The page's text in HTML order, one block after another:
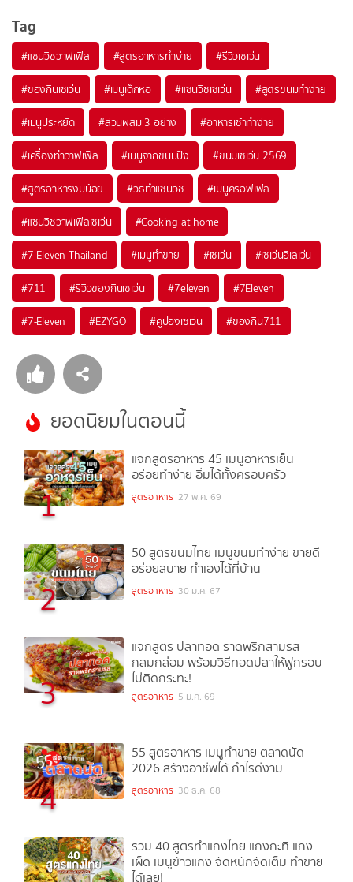
Tag
#แซนวิชวาฟเฟิล #สูตรอาหารทำง่าย #รีวิวเซเว่น
#ของกินเซเว่น #เมนูเด็กหอ #แซนวิชเซเว่น #สูตรขนมทำง่าย
#เมนูประหยัด #ส่วนผสม 3 อย่าง #อาหารเช้าทำง่าย
#เครื่องทำวาฟเฟิล #เมนูจากขนมปัง #ขนมเซเว่น 2569
#สูตรอาหารงบน้อย #วิธีทำแซนวิช #เมนูครอฟเฟิล
#แซนวิชวาฟเฟิลเซเว่น #Cooking at home
#7-Eleven Thailand #เมนูทำขาย #เซเว่น #เซเว่นอีเลเว่น
#711 #รีวิวของกินเซเว่น #7eleven #7Eleven
#7-Eleven #EZYGO #คูปองเซเว่น #ของกิน711
ยอดนิยมในตอนนี้
1
แจกสูตรอาหาร 45 เมนูอาหารเย็น
อร่อยทำง่าย อิ่มได้ทั้งครอบครัว
สูตรอาหาร 27 พ.ค. 69
2
50 สูตรขนมไทย เมนูขนมทำง่าย ขายดี
อร่อยสบาย ทำเองได้ที่บ้าน
สูตรอาหาร 30 ม.ค. 67
3
แจกสูตร ปลาทอด ราดพริกสามรส
กลมกล่อม พร้อมวิธีทอดปลาให้ฟูกรอบ
ไม่ติดกระทะ!
สูตรอาหาร 5 ม.ค. 69
4
55 สูตรอาหาร เมนูทำขาย ตลาดนัด
2026 สร้างอาชีพได้ กำไรดีงาม
สูตรอาหาร 30 ธ.ค. 68
รวม 40 สูตรทำแกงไทย แกงกะทิ แกง
เผ็ด เมนูข้าวแกง จัดหนักจัดเต็ม ทำขาย
ได้เลย!